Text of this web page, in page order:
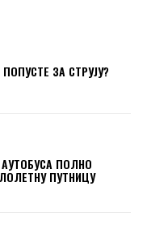
ЗА СТРУЈУ?
ПОЛНО
ПУТНИЦУ